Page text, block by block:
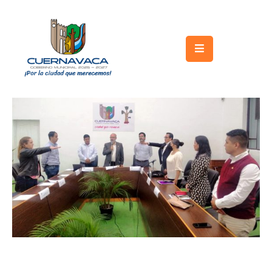
Gobierno
Trámites
y
Servicios
Licitaciones
Transparencia